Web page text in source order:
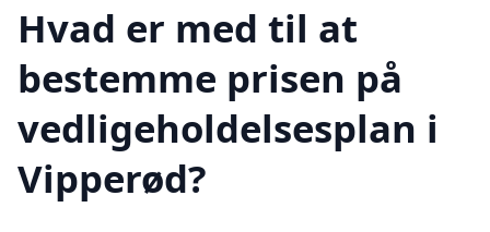
Hvad er med til at
bestemme prisen på
vedligeholdelsesplan i
Vipperød?